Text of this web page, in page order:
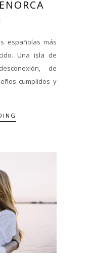
españolas más
Una isla de
de
cumplidos y